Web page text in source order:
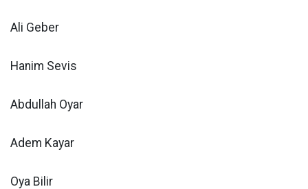
Ali Geber
Hanim Sevis
Abdullah Oyar
Adem Kayar
Oya Bilir